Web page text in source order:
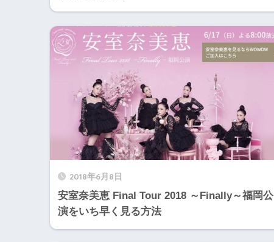
2018年6月8日
安室奈美恵 Final Tour 2018 ～Finally～福岡公
演をいち早く見る方法